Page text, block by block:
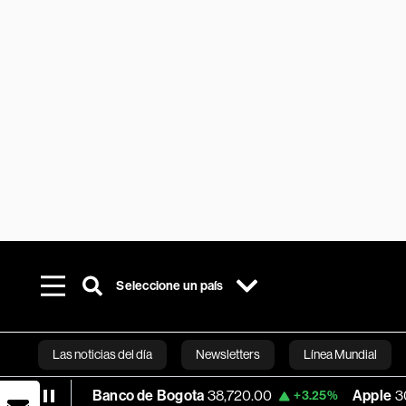
Seleccione un país
Las noticias del día Newsletters Línea Mundial
Bloomberg
Banco de Bogota 38,720.00 +3.25% Apple 308.63